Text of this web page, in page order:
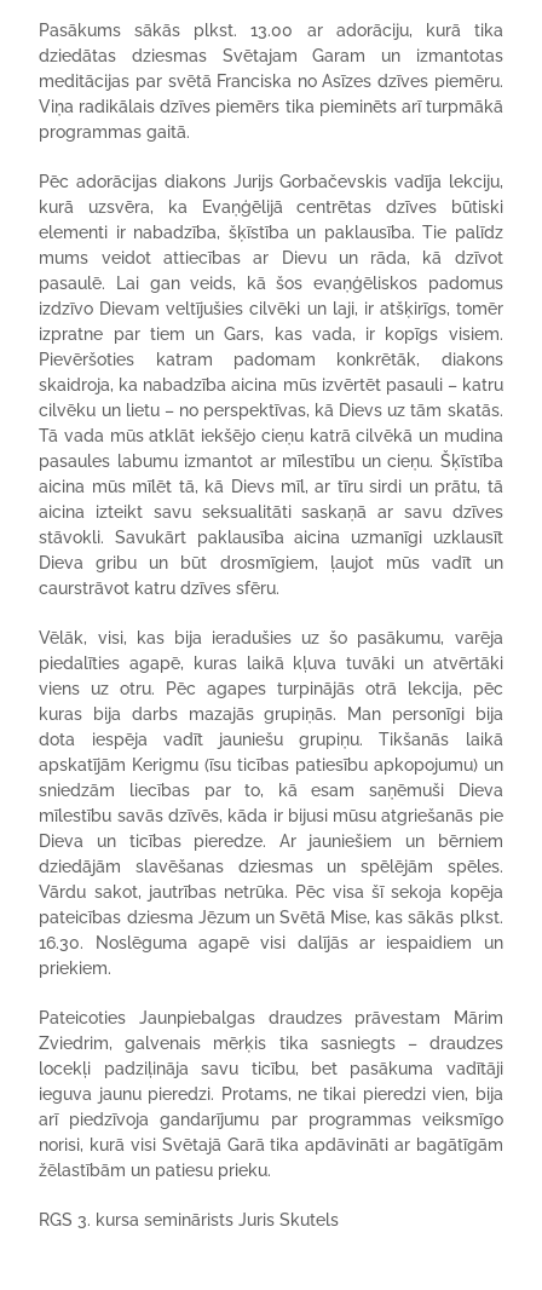
Pasākums sākās plkst. 13.00 ar adorāciju, kurā tika
dziedātas dziesmas Svētajam Garam un izmantotas
meditācijas par svētā Franciska no Asīzes dzīves piemēru.
Viņa radikālais dzīves piemērs tika pieminēts arī turpmākā
programmas gaitā.
Pēc adorācijas diakons Jurijs Gorbačevskis vadīja lekciju,
kurā uzsvēra, ka Evaņģēlijā centrētas dzīves būtiski
elementi ir nabadzība, šķīstība un paklausība. Tie palīdz
mums veidot attiecības ar Dievu un rāda, kā dzīvot
pasaulē. Lai gan veids, kā šos evaņģēliskos padomus
izdzīvo Dievam veltījušies cilvēki un laji, ir atšķirīgs, tomēr
izpratne par tiem un Gars, kas vada, ir kopīgs visiem.
Pievēršoties katram padomam konkrētāk, diakons
skaidroja, ka nabadzība aicina mūs izvērtēt pasauli – katru
cilvēku un lietu – no perspektīvas, kā Dievs uz tām skatās.
Tā vada mūs atklāt iekšējo cieņu katrā cilvēkā un mudina
pasaules labumu izmantot ar mīlestību un cieņu. Šķīstība
aicina mūs mīlēt tā, kā Dievs mīl, ar tīru sirdi un prātu, tā
aicina izteikt savu seksualitāti saskaņā ar savu dzīves
stāvokli. Savukārt paklausība aicina uzmanīgi uzklausīt
Dieva gribu un būt drosmīgiem, ļaujot mūs vadīt un
caurstrāvot katru dzīves sfēru.
Vēlāk, visi, kas bija ieradušies uz šo pasākumu, varēja
piedalīties agapē, kuras laikā kļuva tuvāki un atvērtāki
viens uz otru. Pēc agapes turpinājās otrā lekcija, pēc
kuras bija darbs mazajās grupiņās. Man personīgi bija
dota iespēja vadīt jauniešu grupiņu. Tikšanās laikā
apskatījām Kerigmu (īsu ticības patiesību apkopojumu) un
sniedzām liecības par to, kā esam saņēmuši Dieva
mīlestību savās dzīvēs, kāda ir bijusi mūsu atgriešanās pie
Dieva un ticības pieredze. Ar jauniešiem un bērniem
dziedājām slavēšanas dziesmas un spēlējām spēles.
Vārdu sakot, jautrības netrūka. Pēc visa šī sekoja kopēja
pateicības dziesma Jēzum un Svētā Mise, kas sākās plkst.
16.30. Noslēguma agapē visi dalījās ar iespaidiem un
priekiem.
Pateicoties Jaunpiebalgas draudzes prāvestam Mārim
Zviedrim, galvenais mērķis tika sasniegts – draudzes
locekļi padziļināja savu ticību, bet pasākuma vadītāji
ieguva jaunu pieredzi. Protams, ne tikai pieredzi vien, bija
arī piedzīvoja gandarījumu par programmas veiksmīgo
norisi, kurā visi Svētajā Garā tika apdāvināti ar bagātīgām
žēlastībām un patiesu prieku.
RGS 3. kursa seminārists Juris Skutels